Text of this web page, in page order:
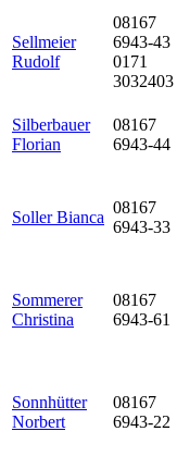
Sellmeier
Rudolf
08167
6943-43
0171
3032403
Silberbauer
Florian
08167
6943-44
Soller Bianca
08167
6943-33
Sommerer
Christina
08167
6943-61
Sonnhütter
Norbert
08167
6943-22